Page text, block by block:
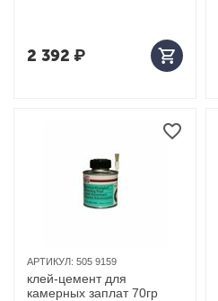
2 392 ₽
АРТИКУЛ: 505 9159
клей-цемент для
камерных заплат 70гр